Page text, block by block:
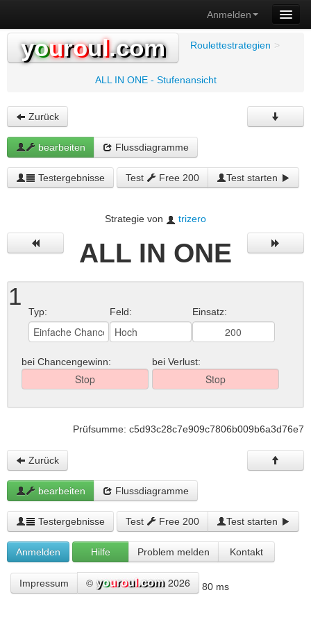
Anmelden
youroul.com Roulettestrategien >
ALL IN ONE - Stufenansicht
Zurück
bearbeiten Flussdiagramme
Testergebnisse Test Free 200 Test starten
Strategie von trizero
ALL IN ONE
1
Typ: Feld: Einsatz:
bei Chancengewinn: bei Verlust:
Prüfsumme: c5d93c28c7e909c7806b009b6a3d76e7
Zurück
bearbeiten Flussdiagramme
Testergebnisse Test Free 200 Test starten
Anmelden Hilfe Problem melden Kontakt
Impressum © 2026 80 ms